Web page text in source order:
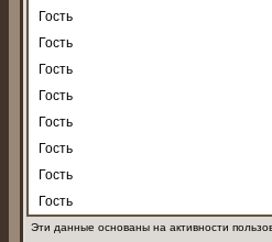
Гость
Гость
Гость
Гость
Гость
Гость
Гость
Гость
Эти данные основаны на активности